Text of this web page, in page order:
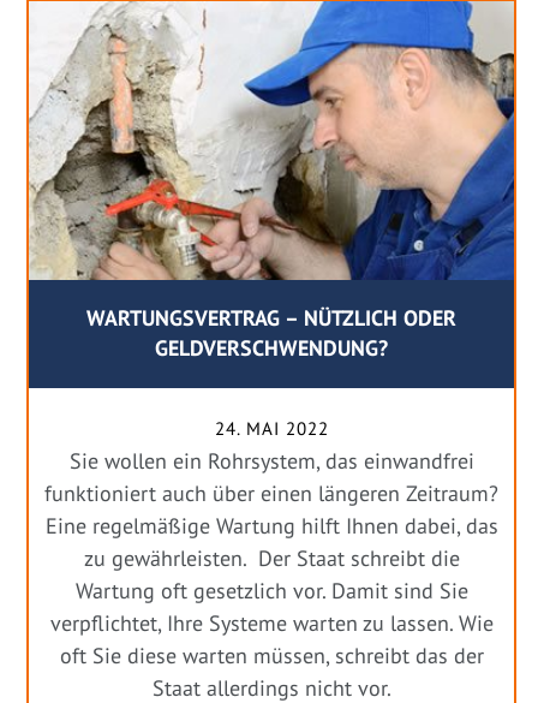
WARTUNGSVERTRAG – NÜTZLICH ODER
GELDVERSCHWENDUNG?
24. MAI 2022
Sie wollen ein Rohrsystem, das einwandfrei
funktioniert auch über einen längeren Zeitraum?
Eine regelmäßige Wartung hilft Ihnen dabei, das
zu gewährleisten. Der Staat schreibt die
Wartung oft gesetzlich vor. Damit sind Sie
verpflichtet, Ihre Systeme warten zu lassen. Wie
oft Sie diese warten müssen, schreibt das der
Staat allerdings nicht vor.